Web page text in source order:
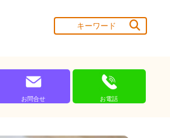
お問合せ お電話